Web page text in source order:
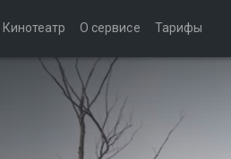
Кинотеатр О сервисе Тарифы